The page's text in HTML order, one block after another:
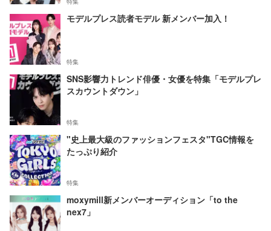
モデルプレス読者モデル 新メンバー加入！
特集
SNS影響力トレンド俳優・女優を特集「モデルプレ
スカウントダウン」
特集
"史上最大級のファッションフェスタ"TGC情報を
たっぷり紹介
特集
moxymill新メンバーオーディション「to the
nex7」